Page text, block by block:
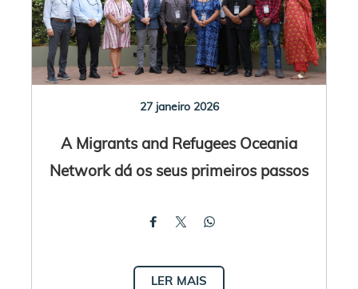
27 janeiro 2026
A Migrants and Refugees Oceania
Network dá os seus primeiros passos
LER MAIS